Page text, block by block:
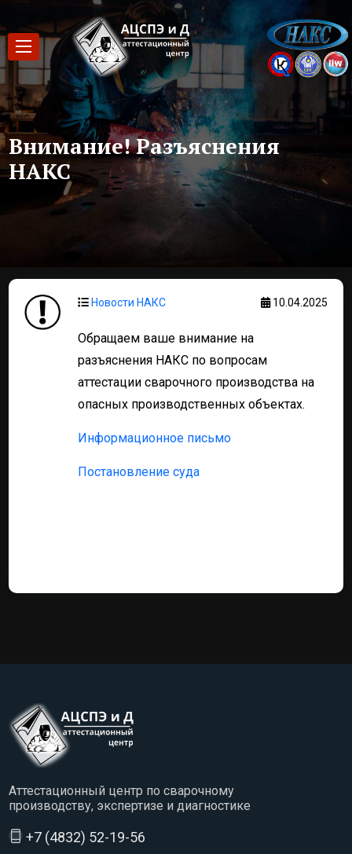
Внимание! Разъяснения
НАКС
Новости НАКС 10.04.2025
Обращаем ваше внимание на
разъяснения НАКС по вопросам
аттестации сварочного производства на
опасных производственных объектах.
Информационное письмо
Постановление суда
Аттестационный центр по сварочному
производству, экспертизе и диагностике
+7 (4832) 52-19-56